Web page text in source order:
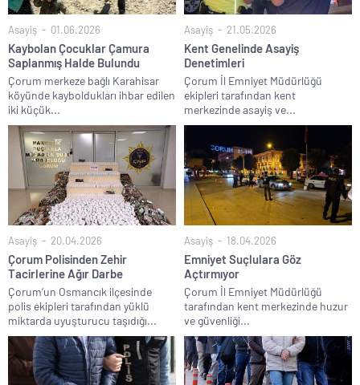
Asayiş 01.06.2026
Kaybolan Çocuklar Çamura
Saplanmış Halde Bulundu
Çorum merkeze bağlı Karahisar
köyünde kayboldukları ihbar edilen
iki küçük...
Asayiş 21.05.2026
Kent Genelinde Asayiş
Denetimleri
Çorum İl Emniyet Müdürlüğü
ekipleri tarafından kent
merkezinde asayiş ve...
Asayiş 20.04.2026
Çorum Polisinden Zehir
Tacirlerine Ağır Darbe
Çorum’un Osmancık ilçesinde
polis ekipleri tarafından yüklü
miktarda uyuşturucu taşıdığı...
Asayiş 18.04.2026
Emniyet Suçlulara Göz
Açtırmıyor
Çorum İl Emniyet Müdürlüğü
tarafından kent merkezinde huzur
ve güvenliği...